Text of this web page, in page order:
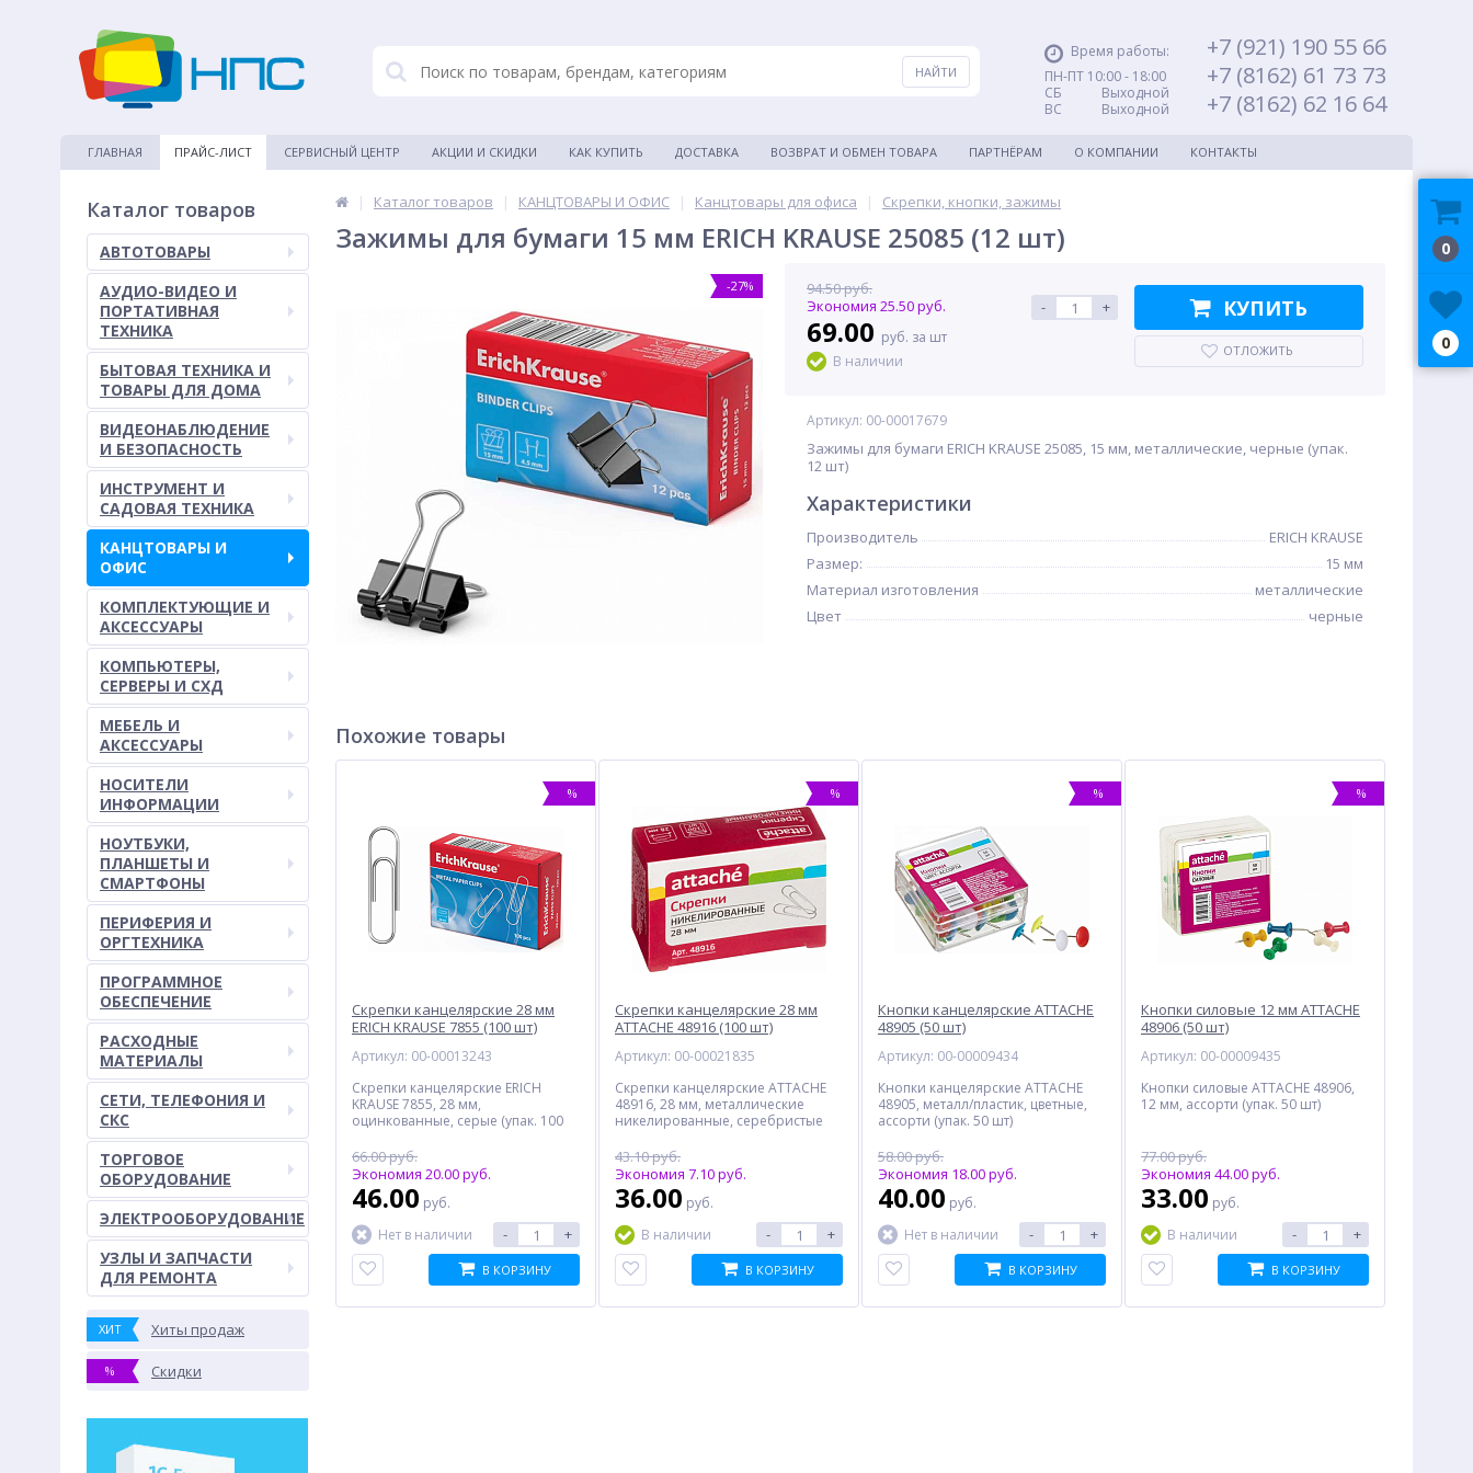
Время работы:
ПН-ПТ 10:00 - 18:00
СБ Выходной
ВС Выходной
+7 (921) 190 55 66
+7 (8162) 61 73 73
+7 (8162) 62 16 64
ГЛАВНАЯ ПРАЙС-ЛИСТ СЕРВИСНЫЙ ЦЕНТР АКЦИИ И СКИДКИ КАК КУПИТЬ ДОСТАВКА ВОЗВРАТ И ОБМЕН ТОВАРА ПАРТНЁРАМ О КОМПАНИИ КОНТАКТЫ
Каталог товаров
АВТОТОВАРЫ
АУДИО-ВИДЕО И
ПОРТАТИВНАЯ
ТЕХНИКА
БЫТОВАЯ ТЕХНИКА И
ТОВАРЫ ДЛЯ ДОМА
ВИДЕОНАБЛЮДЕНИЕ
И БЕЗОПАСНОСТЬ
ИНСТРУМЕНТ И
САДОВАЯ ТЕХНИКА
КАНЦТОВАРЫ И
ОФИС
КОМПЛЕКТУЮЩИЕ И
АКСЕССУАРЫ
КОМПЬЮТЕРЫ,
СЕРВЕРЫ И СХД
МЕБЕЛЬ И
АКСЕССУАРЫ
НОСИТЕЛИ
ИНФОРМАЦИИ
НОУТБУКИ,
ПЛАНШЕТЫ И
СМАРТФОНЫ
ПЕРИФЕРИЯ И
ОРГТЕХНИКА
ПРОГРАММНОЕ
ОБЕСПЕЧЕНИЕ
РАСХОДНЫЕ
МАТЕРИАЛЫ
СЕТИ, ТЕЛЕФОНИЯ И
СКС
ТОРГОВОЕ
ОБОРУДОВАНИЕ
ЭЛЕКТРООБОРУДОВАНИЕ
УЗЛЫ И ЗАПЧАСТИ
ДЛЯ РЕМОНТА
ХИТ Хиты продаж
% Скидки
| Каталог товаров | КАНЦТОВАРЫ И ОФИС | Канцтовары для офиса | Скрепки, кнопки, зажимы
Зажимы для бумаги 15 мм ERICH KRAUSE 25085 (12 шт)
-27%
94.50 руб.
Экономия 25.50 руб.
69.00 руб. за шт
В наличии
- + КУПИТЬ
ОТЛОЖИТЬ
Артикул: 00-00017679
Зажимы для бумаги ERICH KRAUSE 25085, 15 мм, металлические, черные (упак.
12 шт)
Характеристики
Производитель
ERICH KRAUSE
Размер:
15 мм
Материал изготовления
металлические
Цвет
черные
Похожие товары
%
Скрепки канцелярские 28 мм
ERICH KRAUSE 7855 (100 шт)
Артикул: 00-00013243
Скрепки канцелярские ERICH
KRAUSE 7855, 28 мм,
оцинкованные, серые (упак. 100
66.00 руб.
Экономия 20.00 руб.
46.00 руб.
Нет в наличии
- +
В КОРЗИНУ
%
Скрепки канцелярские 28 мм
ATTACHE 48916 (100 шт)
Артикул: 00-00021835
Скрепки канцелярские ATTACHE
48916, 28 мм, металлические
никелированные, серебристые
43.10 руб.
Экономия 7.10 руб.
36.00 руб.
В наличии
- +
В КОРЗИНУ
%
Кнопки канцелярские ATTACHE
48905 (50 шт)
Артикул: 00-00009434
Кнопки канцелярские ATTACHE
48905, металл/пластик, цветные,
ассорти (упак. 50 шт)
58.00 руб.
Экономия 18.00 руб.
40.00 руб.
Нет в наличии
- +
В КОРЗИНУ
%
Кнопки силовые 12 мм ATTACHE
48906 (50 шт)
Артикул: 00-00009435
Кнопки силовые ATTACHE 48906,
12 мм, ассорти (упак. 50 шт)
77.00 руб.
Экономия 44.00 руб.
33.00 руб.
В наличии
- +
В КОРЗИНУ
0
0